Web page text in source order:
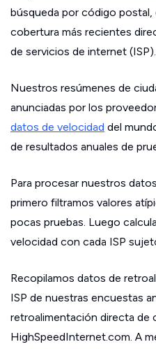
búsqueda por código
cobertura más recientes
de servicios de internet (ISP).
Nuestros resúmenes de
anunciadas por los
datos de velocidad del
de resultados anuales de
Para procesar nuestros
primero filtramos valores
pocas pruebas. Luego
velocidad con cada ISP
Recopilamos datos de
ISP de nuestras encuestas
retroalimentación directa de
HighSpeedInternet.com. A